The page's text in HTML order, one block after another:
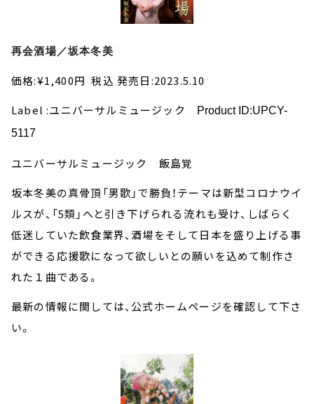
再会酒場／坂本冬美
価格:¥1,400円 税込 発売日:2023.5.10
Label :ユニバーサルミュージック
Product ID:UPCY-
5117
ユニバーサルミュージック 飯島覚
坂本冬美の真骨頂「男歌」で勝負！テーマは新型コロナウイ
ルスが、「5類」へと引き下げられる流れも受け、しばらく
低迷していた飲食業界、酒場をそして日本を盛り上げる事
ができる応援歌になって欲しいとの願いを込めて制作さ
れた１曲である。
最新の情報に関しては、公式ホームページを確認して下さ
い。